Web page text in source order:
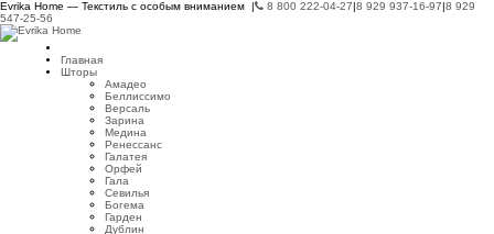
Evrika Home — Текстиль с особым вниманием | 8 800 222-04-27|8 929 937-16-97|8 929
547-25-56
Главная
Шторы
Амадео
Беллиссимо
Версаль
Зарина
Медина
Ренессанс
Галатея
Орфей
Гала
Севилья
Богема
Гарден
Дублин